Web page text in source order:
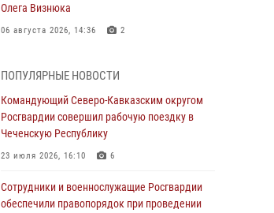
Олега Визнюка
06 августа 2026, 14:36 2
Росгвардии почтили память товарищей,
погибших при исполнении воинского долга
06 августа 2026, 13:29 5
В Центральном округе Росгвардии прошли
И.К. Яковлева
06 августа 2026, 13:24
ПОПУЛЯРНЫЕ НОВОСТИ
Командующий Северо-Кавказским округом
Росгвардии совершил рабочую поездку в
Чеченскую Республику
23 июля 2026, 16:10 6
Сотрудники и военнослужащие Росгвардии
обеспечили правопорядок при проведении